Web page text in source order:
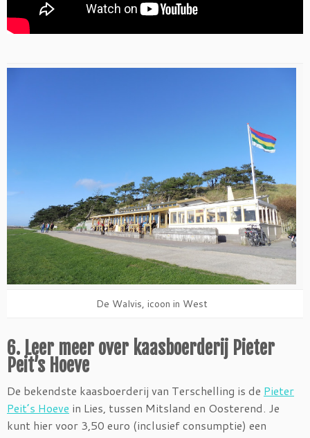
De Walvis, icoon in West
6. Leer meer over kaasboerderij Pieter
Peit’s Hoeve
De bekendste kaasboerderij van Terschelling is de Pieter
Peit’s Hoeve in Lies, tussen Mitsland en Oosterend. Je
kunt hier voor 3,50 euro (inclusief consumptie) een